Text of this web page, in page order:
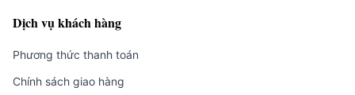
Dịch vụ khách hàng
Phương thức thanh toán
Chính sách giao hàng